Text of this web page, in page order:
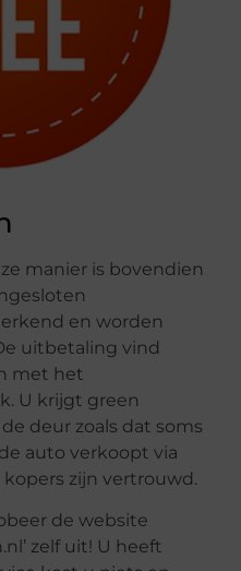
manier is bovendien
en worden
uitbetaling vind
met het
U krijgt green
deur zoals dat soms
auto verkoopt via
zijn vertrouwd.
de website
zelf uit! U heeft